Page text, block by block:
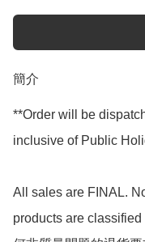
簡介
**Order will be
inclusive of Public
All sales are FINAL.
products are